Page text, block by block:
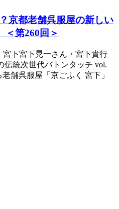
京都老舗呉服屋の新しい
＜第260回＞
宮下宮下晃一さん・宮下貴行
伝統次世代バトンタッチ vol.
舗呉服屋「京ごふく 宮下」